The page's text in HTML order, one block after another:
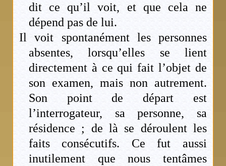
dit ce qu’il voit, et que cela ne
dépend pas de lui.
Il voit spontanément les personnes
absentes, lorsqu’elles se lient
directement à ce qui fait l’objet de
son examen, mais non autrement.
Son point de départ est
l’interrogateur, sa personne, sa
résidence ; de là se déroulent les
faits consécutifs. Ce fut aussi
inutilement que nous tentâmes